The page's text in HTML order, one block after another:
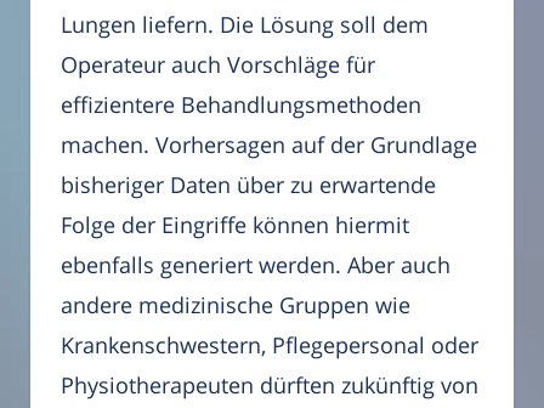
Lungen liefern. Die Lösung soll dem
Operateur auch Vorschläge für
effizientere Behandlungsmethoden
machen. Vorhersagen auf der Grundlage
bisheriger Daten über zu erwartende
Folge der Eingriffe können hiermit
ebenfalls generiert werden. Aber auch
andere medizinische Gruppen wie
Krankenschwestern, Pflegepersonal oder
Physiotherapeuten dürften zukünftig von